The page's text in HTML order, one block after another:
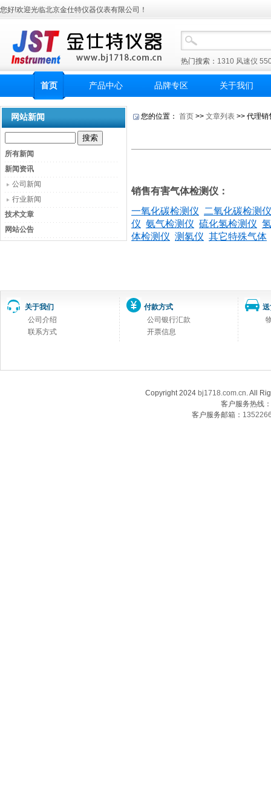
您好!欢迎光临北京金仕特仪器仪表有限公司！
热门搜索： 1310 风速仪
首页 产品中心 品牌专区 关于我们
网站新闻
所有新闻
新闻资讯
公司新闻
行业新闻
技术文章
网站公告
您的位置： 首页 >> 文章列表 >> 代理销
销售有害气体检测仪：
一氧化碳检测仪
二氧化碳检测仪
仪 氨气检测仪 硫化氢检测仪
体检测仪 测氡仪 其它特殊气体
关于我们
公司介绍
联系方式
付款方式
公司银行汇款
开票信息
Copyright 2024 bj1718.com.cn. All
客户服务热线
客户服务邮箱：